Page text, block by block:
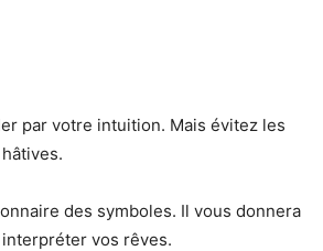
par votre intuition. Mais évitez les
des symboles. Il vous donnera
vos rêves.